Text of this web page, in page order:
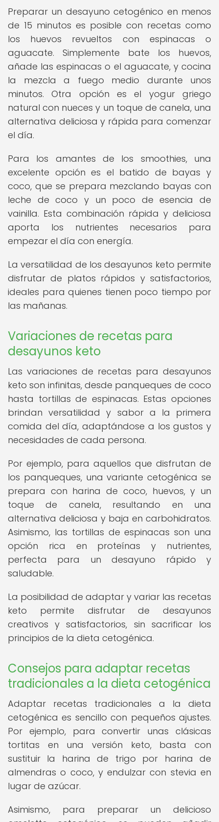
Preparar un desayuno cetogénico en menos
de 15 minutos es posible con recetas como
los huevos revueltos con espinacas o
aguacate. Simplemente bate los huevos,
añade las espinacas o el aguacate, y cocina
la mezcla a fuego medio durante unos
minutos. Otra opción es el yogur griego
natural con nueces y un toque de canela, una
alternativa deliciosa y rápida para comenzar
el día.
Para los amantes de los smoothies, una
excelente opción es el batido de bayas y
coco, que se prepara mezclando bayas con
leche de coco y un poco de esencia de
vainilla. Esta combinación rápida y deliciosa
aporta los nutrientes necesarios para
empezar el día con energía.
La versatilidad de los desayunos keto permite
disfrutar de platos rápidos y satisfactorios,
ideales para quienes tienen poco tiempo por
las mañanas.
Variaciones de recetas para
desayunos keto
Las variaciones de recetas para desayunos
keto son infinitas, desde panqueques de coco
hasta tortillas de espinacas. Estas opciones
brindan versatilidad y sabor a la primera
comida del día, adaptándose a los gustos y
necesidades de cada persona.
Por ejemplo, para aquellos que disfrutan de
los panqueques, una variante cetogénica se
prepara con harina de coco, huevos, y un
toque de canela, resultando en una
alternativa deliciosa y baja en carbohidratos.
Asimismo, las tortillas de espinacas son una
opción rica en proteínas y nutrientes,
perfecta para un desayuno rápido y
saludable.
La posibilidad de adaptar y variar las recetas
keto permite disfrutar de desayunos
creativos y satisfactorios, sin sacrificar los
principios de la dieta cetogénica.
Consejos para adaptar recetas
tradicionales a la dieta cetogénica
Adaptar recetas tradicionales a la dieta
cetogénica es sencillo con pequeños ajustes.
Por ejemplo, para convertir unas clásicas
tortitas en una versión keto, basta con
sustituir la harina de trigo por harina de
almendras o coco, y endulzar con stevia en
lugar de azúcar.
Asimismo, para preparar un delicioso